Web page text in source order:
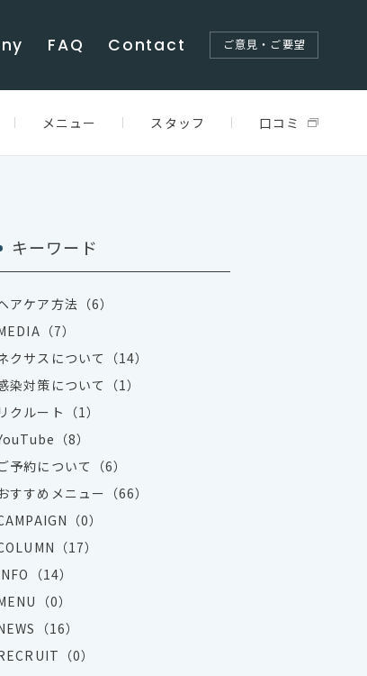
FAQ Contact ご意見・ご要望
キーワード
アケア方法（6）
（7）
クサスについて（14）
染対策について（1）
リクルート（1）
（8）
予約について（6）
すすめメニュー（66）
（0）
（17）
（14）
（0）
（16）
（0）
メニュー スタッフ 口コミ